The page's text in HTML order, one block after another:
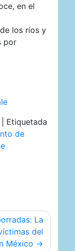
en el
los ríos y
por
Etiquetada
de
La
del
México